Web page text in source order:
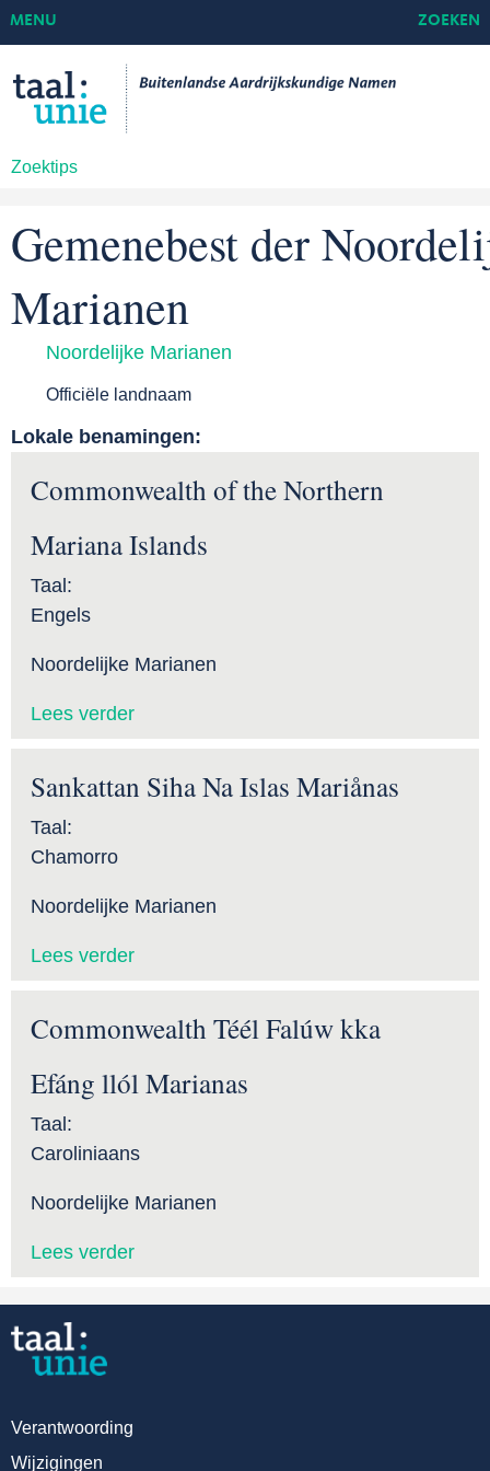
Zoektips
MENU ZOEKEN
Gemenebest der
Marianen
Noordelijke Marianen
Officiële landnaam
Lokale benamingen:
Commonwealth of the Northern
Mariana Islands
Taal:
Engels
Noordelijke Marianen
Lees verder
Sankattan Siha Na Islas Mariånas
Taal:
Chamorro
Noordelijke Marianen
Lees verder
Commonwealth Téél Falúw kka
Efáng llól Marianas
Taal:
Caroliniaans
Noordelijke Marianen
Lees verder
Verantwoording
Wijzigingen